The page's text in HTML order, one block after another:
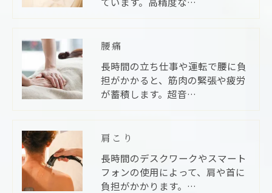
腰痛
長時間の立ち仕事や運転で腰に負
担がかかると、筋肉の緊張や疲労
が蓄積します。超音…
肩こり
長時間のデスクワークやスマート
フォンの使用によって、肩や首に
負担がかかります。…